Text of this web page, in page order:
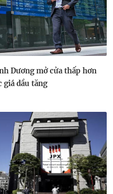
Dương mở cửa thấp hơn
giá dầu tăng